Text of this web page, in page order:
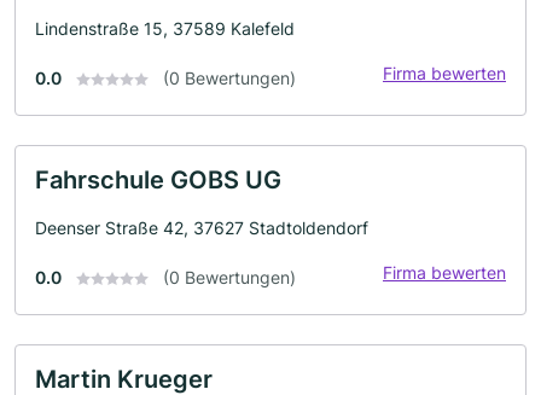
Lindenstraße 15, 37589 Kalefeld
0.0 (0 Bewertungen) Firma bewerten
Fahrschule GOBS UG
Deenser Straße 42, 37627 Stadtoldendorf
0.0 (0 Bewertungen) Firma bewerten
Martin Krueger